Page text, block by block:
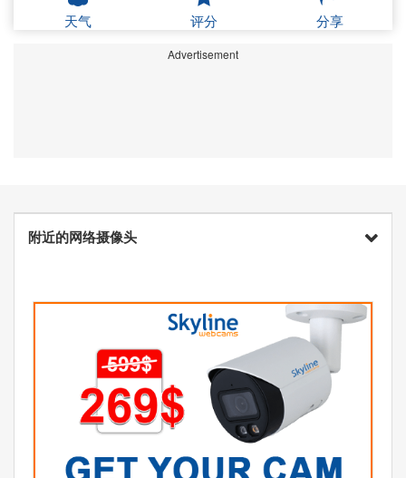
天气 评分 分享
Advertisement
附近的网络摄像头